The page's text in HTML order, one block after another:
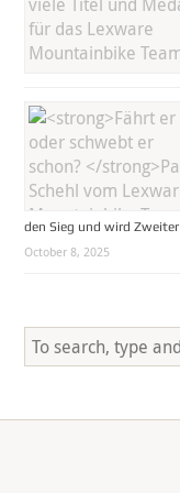
den Sieg und wird Zweiter
October 8, 2025